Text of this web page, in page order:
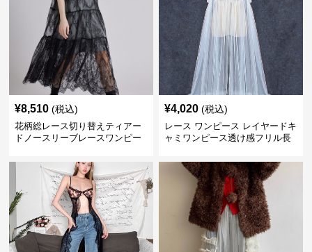
¥8,510 (税込)
花柄総レース切り替えティアー
ドノースリーブレースワンピー
¥4,020 (税込)
レース ワンピース レイヤードキ
ャミワンピース透け感フリル長